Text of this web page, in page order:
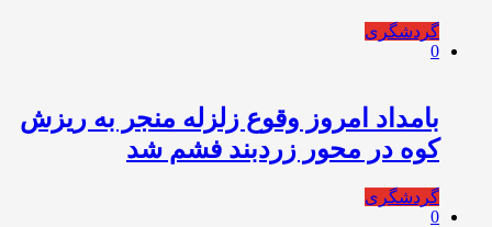
گردشگری
0
بامداد امروز وقوع زلزله منجر به ریزش
کوه در محور زردبند فشم شد
گردشگری
0